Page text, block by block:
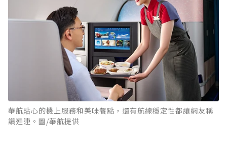
華航貼心的機上服務和美味餐點，還有航線穩定性都讓網友稱
讚連連。圖/華航提供